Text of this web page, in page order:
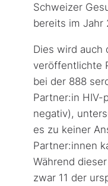
Schweizer
bereits im Jahr
Dies wird auch
veröffentlichte
bei der 888
Partner:in HIV-
negativ),
es zu keiner
Partner:innen
Während
zwar 11 der